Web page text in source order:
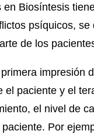
Biosíntesis
psíquicos,
de los
impresión
el paciente y el
el nivel de
Por